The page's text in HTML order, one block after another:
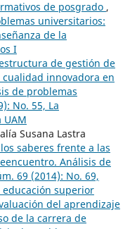
de posgrado ,
universitarios:
de la
I
de gestión de
innovadora en
de problemas
No. 55, La
UAM
Susana Lastra
saberes frente a las
Análisis de
69 (2014): No. 69,
superior
del aprendizaje
de la carrera de